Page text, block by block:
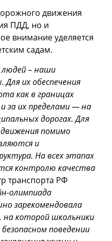
движения
ПДД, но и
внимание уделяется
садам.
людей – наши
их обеспечения
как в границах
за их пределами — на
дорогах. Для
помимо
и
На всех этапах
контролю качества
транспорта РФ
олимпиада
зарекомендовала
на которой школьники
поведении